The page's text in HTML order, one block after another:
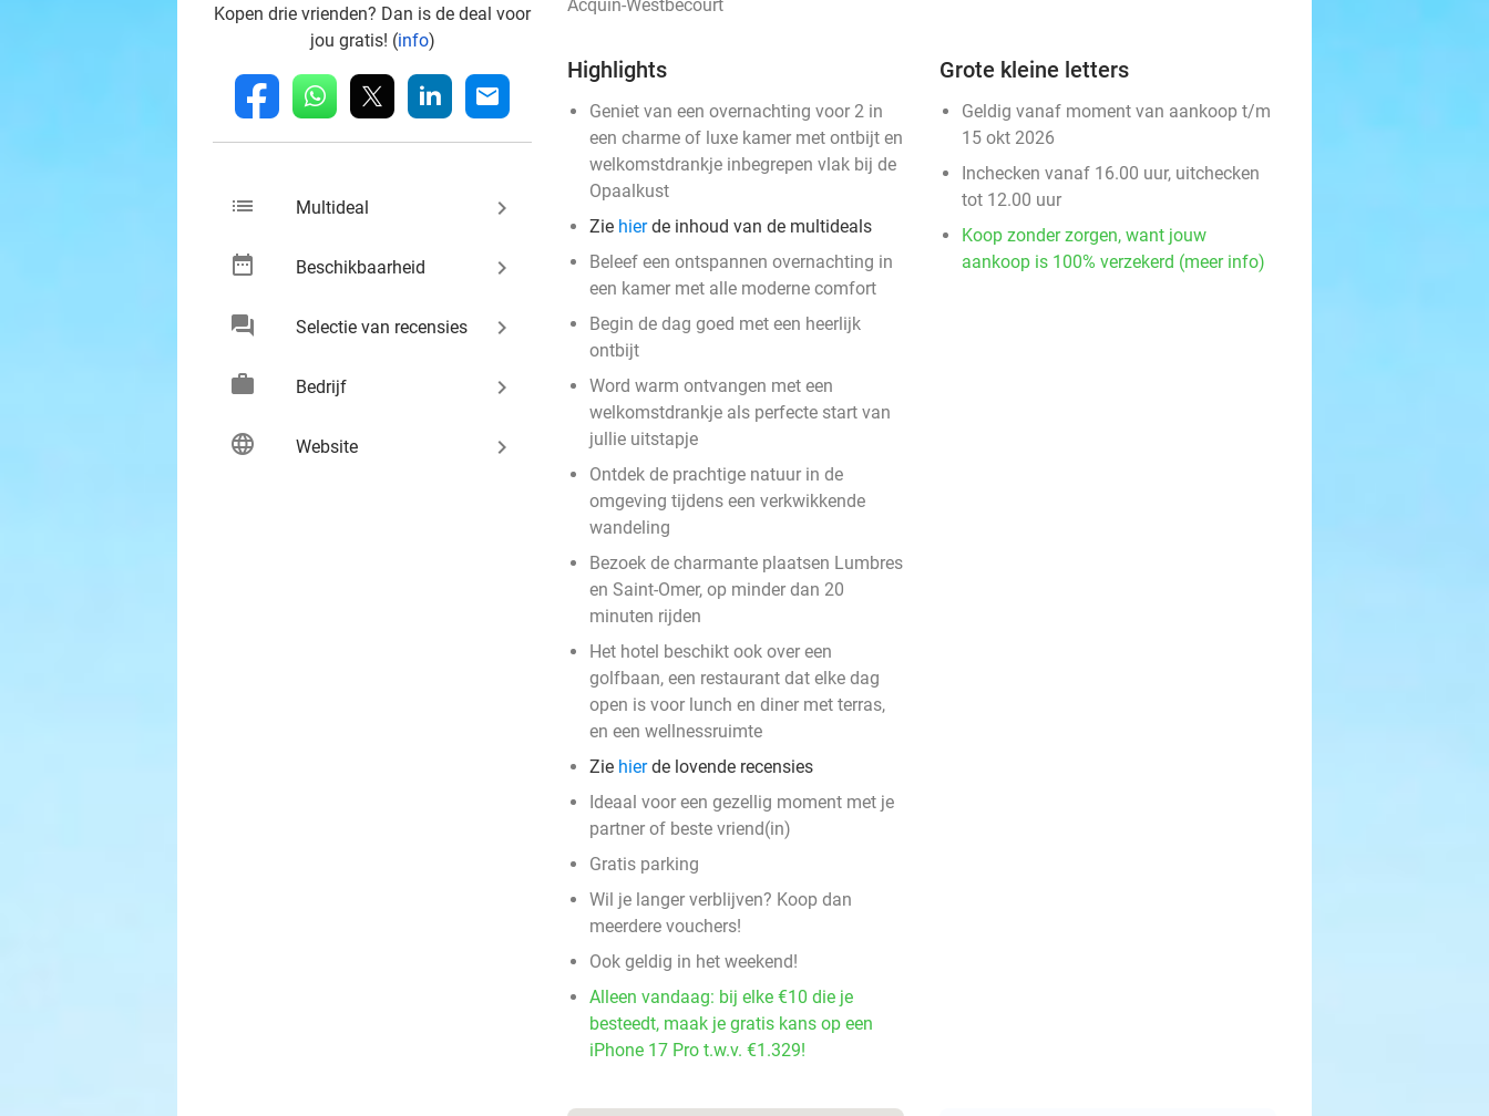
Kopen drie vrienden? Dan is de deal voor
jou gratis! (info)
fb whatsapp linkedin mail
list Multideal keyboard_arrow_right
date_range Beschikbaarheid keyboard_arrow_right
chat Selectie van recensies keyboard_arrow_right
work Bedrijf keyboard_arrow_right
language Website keyboard_arrow_right
Acquin-Westbécourt
Highlights
Geniet van een overnachting voor 2 in
een charme of luxe kamer met ontbijt en
welkomstdrankje inbegrepen vlak bij de
Opaalkust
Zie hierde inhoud van de multideals
Beleef een ontspannen overnachting in
een kamer met alle moderne comfort
Begin de dag goed met een heerlijk
ontbijt
Word warm ontvangen met een
welkomstdrankje als perfecte start van
jullie uitstapje
Ontdek de prachtige natuur in de
omgeving tijdens een verkwikkende
wandeling
Bezoek de charmante plaatsen Lumbres
en Saint-Omer, op minder dan 20
minuten rijden
Het hotel beschikt ook over een
golfbaan, een restaurant dat elke dag
open is voor lunch en diner met terras,
en een wellnessruimte
Zie hierde lovende recensies
Ideaal voor een gezellig moment met je
partner of beste vriend(in)
Gratis parking
Wil je langer verblijven? Koop dan
meerdere vouchers!
Ook geldig in het weekend!
Alleen vandaag: bij elke €10 die je
besteedt, maak je gratis kans op een
iPhone 17 Pro t.w.v. €1.329!
Grote kleine letters
Geldig vanaf moment van aankoop t/m
15 okt 2026
Inchecken vanaf 16.00 uur, uitchecken
tot 12.00 uur
Koop zonder zorgen, want jouw
aankoop is 100% verzekerd (meer info)